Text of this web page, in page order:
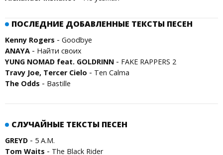
ПОСЛЕДНИЕ ДОБАВЛЕННЫЕ ТЕКСТЫ ПЕСЕН
Kenny Rogers - Goodbye
ANAYA - Найти своих
YUNG NOMAD feat. GOLDRINN - FAKE RAPPERS 2
Travy Joe, Tercer Cielo - Ten Calma
The Odds - Bastille
СЛУЧАЙНЫЕ ТЕКСТЫ ПЕСЕН
GREYD - 5 A.M.
Tom Waits - The Black Rider